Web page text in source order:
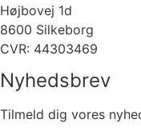
Højbovej 1d
8600 Silkeborg
CVR: 44303469
Nyhedsbrev
Tilmeld dig vores